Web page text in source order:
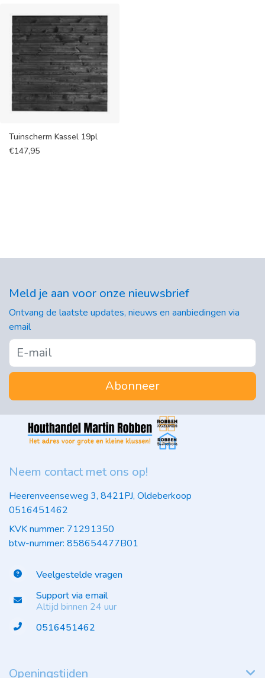
Tuinscherm Kassel 19pl
€147,95
Meld je aan voor onze nieuwsbrief
Ontvang de laatste updates, nieuws en aanbiedingen via
email
Abonneer
Neem contact met ons op!
Heerenveenseweg 3, 8421PJ, Oldeberkoop
0516451462
KVK nummer: 71291350
btw-nummer: 858654477B01
Veelgestelde vragen
Support via email
Altijd binnen 24 uur
0516451462
Openingstijden